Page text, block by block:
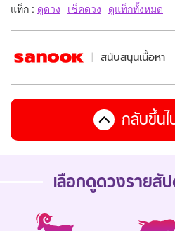
แท็ก : ดูดวง เช็คดวง ดูแท็กทั้งหมด
สนับสนุนเนื้อหา
กลับขึ้น
เลือกดูดวงรายสั